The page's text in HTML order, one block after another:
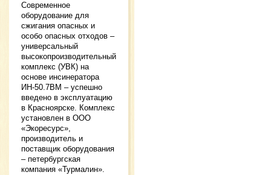
Современное
оборудование для
сжигания опасных и
особо опасных отходов –
универсальный
высокопроизводительный
комплекс (УВК) на
основе инсинератора
ИН-50.7ВМ – успешно
введено в эксплуатацию
в Красноярске. Комплекс
установлен в ООО
«Экоресурс»,
производитель и
поставщик оборудования
– петербургская
компания «Турмалин».